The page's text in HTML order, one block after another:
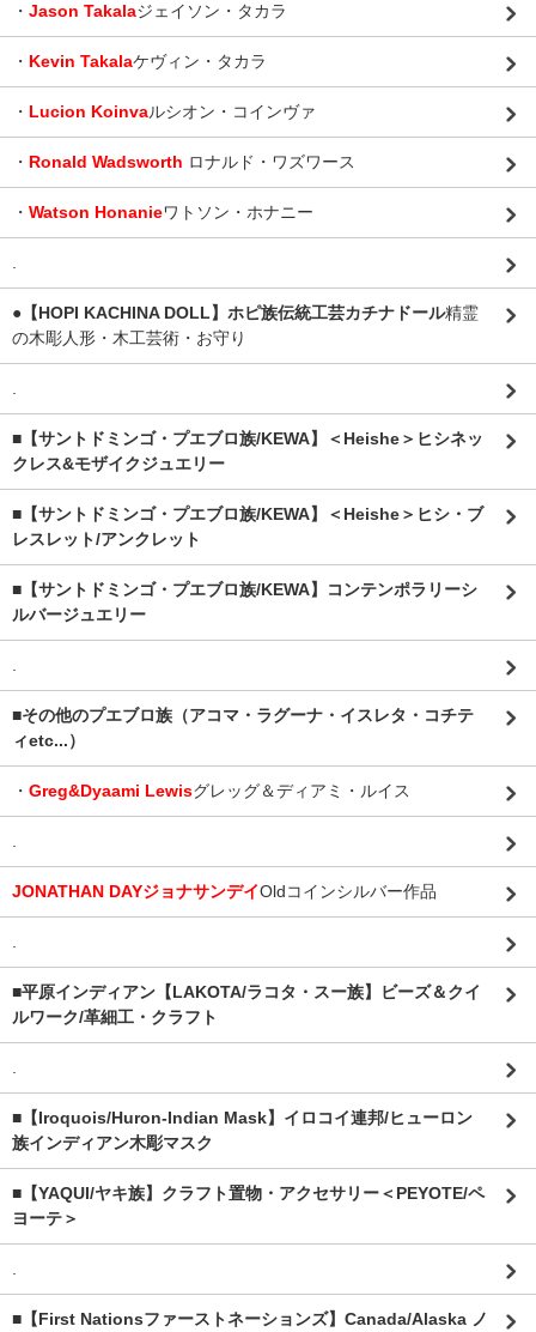
・ Jason Takalaジェイソン・タカラ
・ Kevin Takalaケヴィン・タカラ
・ Lucion Koinvaルシオン・コインヴァ
・ Ronald Wadsworth ロナルド・ワズワース
・ Watson Honanieワトソン・ホナニー
●【HOPI KACHINA DOLL】ホピ族伝統工芸カチナドール精霊
の木彫人形・木工芸術・お守り
■【サントドミンゴ・プエブロ族/KEWA】＜Heishe＞ヒシネッ
クレス&モザイクジュエリー
■【サントドミンゴ・プエブロ族/KEWA】＜Heishe＞ヒシ・ブ
レスレット/アンクレット
■【サントドミンゴ・プエブロ族/KEWA】コンテンポラリーシ
ルバージュエリー
■その他のプエブロ族（アコマ・ラグーナ・イスレタ・コチテ
ィetc...）
・ Greg&Dyaami Lewisグレッグ＆ディアミ・ルイス
JONATHAN DAYジョナサンデイOldコインシルバー作品
■平原インディアン【LAKOTA/ラコタ・スー族】ビーズ＆クイ
ルワーク/革細工・クラフト
■【Iroquois/Huron-Indian Mask】イロコイ連邦/ヒューロン
族インディアン木彫マスク
■【YAQUI/ヤキ族】クラフト置物・アクセサリー＜PEYOTE/ペ
ヨーテ＞
■【First Nationsファーストネーションズ】Canada/Alaska ノ